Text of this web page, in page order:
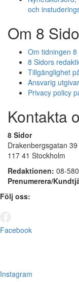
och
Om 8
Om tidningen 8
8 Sidors
Tillgänglighet
Ansvarig
Privacy policy
Kontakta
8 Sidor
Drakenbergsgatan 39
117 41 Stockholm
Redaktionen: 08-
Prenumerera/
Följ oss:
Facebook
Instagram